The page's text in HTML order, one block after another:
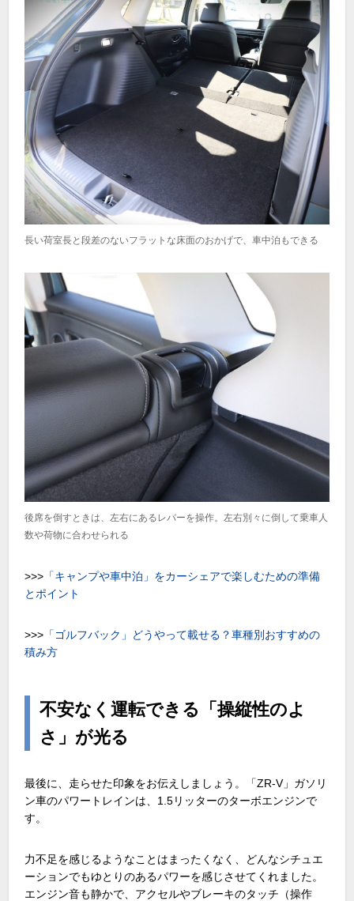
長い荷室長と段差のないフラットな床面のおかげで、車中泊もできる
後席を倒すときは、左右にあるレバーを操作。左右別々に倒して乗車人
数や荷物に合わせられる
>>> 「キャンプや車中泊」をカーシェアで楽しむための準備
とポイント
>>> 「ゴルフバック」どうやって載せる？車種別おすすめの
積み方
不安なく運転できる「操縦性のよ
さ」が光る
最後に、走らせた印象をお伝えしましょう。「ZR-V」ガソリ
ン車のパワートレインは、1.5リッターのターボエンジンで
す。
力不足を感じるようなことはまったくなく、どんなシチュエ
ーションでもゆとりのあるパワーを感じさせてくれました。
エンジン音も静かで、アクセルやブレーキのタッチ（操作